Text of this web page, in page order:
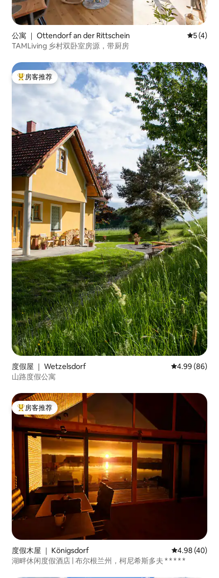
公寓 ｜ Ottendorf an der Rittschein 平均评分
5 (4)
TAMLiving 乡村双卧室房源，带厨房
热门「房客推荐」
房客推荐
度假屋 ｜ Wetzelsdorf 平均评分 4.99
4.99 (86)
山路度假公寓
热门「房客推荐」
房客推荐
度假木屋 ｜ Königsdorf 平均评分
4.98 (40)
湖畔休闲度假酒店 | 布尔根兰州，柯尼希斯多夫 * * * * *